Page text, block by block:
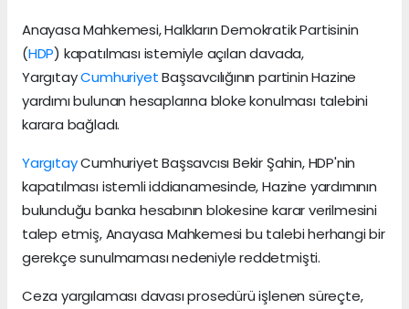
Anayasa Mahkemesi, Halkların Demokratik Partisinin
(HDP) kapatılması istemiyle açılan davada,
YargıtayCumhuriyetBaşsavcılığının partinin Hazine
yardımı bulunan hesaplarına bloke konulması talebini
karara bağladı.
YargıtayCumhuriyet Başsavcısı Bekir Şahin, HDP'nin
kapatılması istemli iddianamesinde, Hazine yardımının
bulunduğu banka hesabının blokesine karar verilmesini
talep etmiş, Anayasa Mahkemesi bu talebi herhangi bir
gerekçe sunulmaması nedeniyle reddetmişti.
Ceza yargılaması davası prosedürü işlenen süreçte,